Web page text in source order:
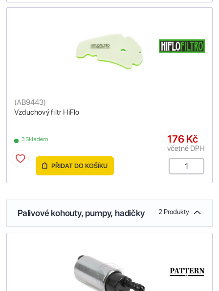
Vzduchový filtr HiFlo
(AB9443)
3 Skladem 176 Kč
včetně DPH
PŘIDAT DO KOŠÍKU
Palivové kohouty, pumpy, hadičky 2 Produkty